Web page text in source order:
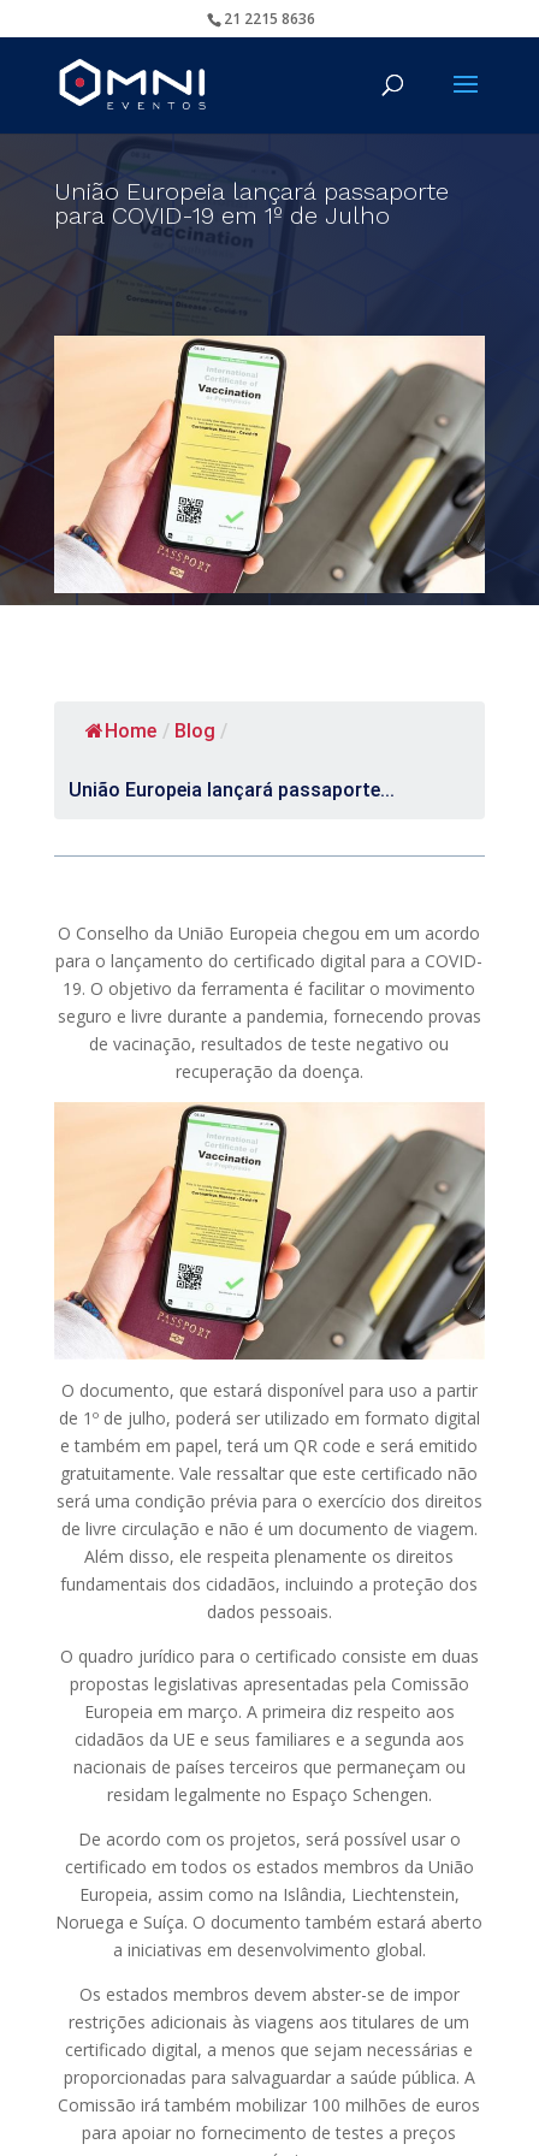
21 2215 8636
União Europeia lançará passaporte
para COVID-19 em 1º de Julho
Home / Blog /
União Europeia lançará passaporte...
O Conselho da União Europeia chegou em um acordo
para o lançamento do certificado digital para a COVID-
19. O objetivo da ferramenta é facilitar o movimento
seguro e livre durante a pandemia, fornecendo provas
de vacinação, resultados de teste negativo ou
recuperação da doença.
O documento, que estará disponível para uso a partir
de 1º de julho, poderá ser utilizado em formato digital
e também em papel, terá um QR code e será emitido
gratuitamente. Vale ressaltar que este certificado não
será uma condição prévia para o exercício dos direitos
de livre circulação e não é um documento de viagem.
Além disso, ele respeita plenamente os direitos
fundamentais dos cidadãos, incluindo a proteção dos
dados pessoais.
O quadro jurídico para o certificado consiste em duas
propostas legislativas apresentadas pela Comissão
Europeia em março. A primeira diz respeito aos
cidadãos da UE e seus familiares e a segunda aos
nacionais de países terceiros que permaneçam ou
residam legalmente no Espaço Schengen.
De acordo com os projetos, será possível usar o
certificado em todos os estados membros da União
Europeia, assim como na Islândia, Liechtenstein,
Noruega e Suíça. O documento também estará aberto
a iniciativas em desenvolvimento global.
Os estados membros devem abster-se de impor
restrições adicionais às viagens aos titulares de um
certificado digital, a menos que sejam necessárias e
proporcionadas para salvaguardar a saúde pública. A
Comissão irá também mobilizar 100 milhões de euros
para apoiar no fornecimento de testes a preços